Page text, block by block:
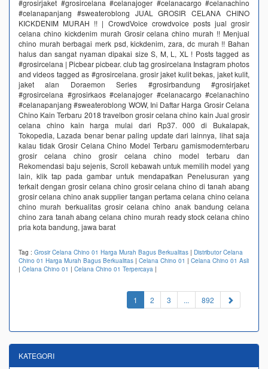
#grosirjaket #grosircelana #celanajoger #celanacargo #celanachino
#celanapanjang #sweateroblong JUAL GROSIR CELANA CHINO
KICKDENIM MURAH !! | CrowdVoice crowdvoice posts jual grosir
celana chino kickdenim murah Grosir celana chino murah !! Menjual
chino murah berbagai merk psd, kickdenim, zara, dc murah !! Bahan
halus dan sangat nyaman dipakai size S, M, L, XL ! Posts tagged as
#grosircelana | Picbear picbear. club tag grosircelana Instagram photos
and videos tagged as #grosircelana. grosir jaket kulit bekas, jaket kulit,
jaket alan Doraemon Series #grosirbandung #grosirjaket
#grosircelana #grosirkaos #celanajoger #celanacargo #celanachino
#celanapanjang #sweateroblong WOW, Ini Daftar Harga Grosir Celana
Chino Kain Terbaru 2018 travelbon grosir celana chino kain Jual grosir
celana chino kain harga mulai dari Rp37. 000 di Bukalapak,
Tokopedia, Lazada benar benar paling update dari lainnya, lihat saja
kalau tidak Grosir Celana Chino Model Terbaru gamismodernterbaru
grosir celana chino grosir celana chino model terbaru dan
Rekomendasi baju sejenis, Scroll kebawah untuk memilih model yang
lain, klik tap pada gambar untuk mendapatkan Penelusuran yang
terkait dengan grosir celana chino grosir celana chino di tanah abang
grosir celana chino anak supplier tangan pertama celana chino celana
chino murah berkualitas grosir celana chino anak bandung celana
chino zara tanah abang celana chino murah ready stock celana chino
pria kota bandung, jawa barat
Tag : Grosir Celana Chino 01 Harga Murah Bagus Berkualitas | Distributor Celana
Chino 01 Harga Murah Bagus Berkualitas | Celana Chino 01 | Celana Chino 01 Asli
| Celana Chino 01 | Celana Chino 01 Terpercaya |
1 (current)
2 3 ... 892
KATEGORI